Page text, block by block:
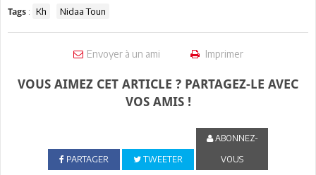
Tags : Kh Nidaa Toun
Envoyer à un ami Imprimer
VOUS AIMEZ CET ARTICLE ? PARTAGEZ-LE AVEC
VOS AMIS !
PARTAGER TWEETER
ABONNEZ-
VOUS